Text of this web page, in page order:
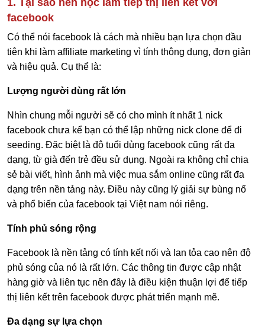
1. Tại sao nên học làm tiếp thị liên kết với
facebook
Có thể nói facebook là cách mà nhiều bạn lựa chọn đầu
tiên khi làm affiliate marketing vì tính thông dụng, đơn giản
và hiệu quả. Cụ thể là:
Lượng người dùng rất lớn
Nhìn chung mỗi người sẽ có cho mình ít nhất 1 nick
facebook chưa kể bạn có thể lập những nick clone để đi
seeding. Đặc biệt là độ tuổi dùng facebook cũng rất đa
dạng, từ già đến trẻ đều sử dụng. Ngoài ra không chỉ chia
sẻ bài viết, hình ảnh mà việc mua sắm online cũng rất đa
dạng trên nền tảng này. Điều này cũng lý giải sự bùng nổ
và phổ biến của facebook tại Việt nam nói riêng.
Tính phủ sóng rộng
Facebook là nền tảng có tính kết nối và lan tỏa cao nên độ
phủ sóng của nó là rất lớn. Các thông tin được cập nhật
hàng giờ và liên tục nên đây là điều kiện thuận lợi để tiếp
thị liên kết trên facebook được phát triển mạnh mẽ.
Đa dạng sự lựa chọn